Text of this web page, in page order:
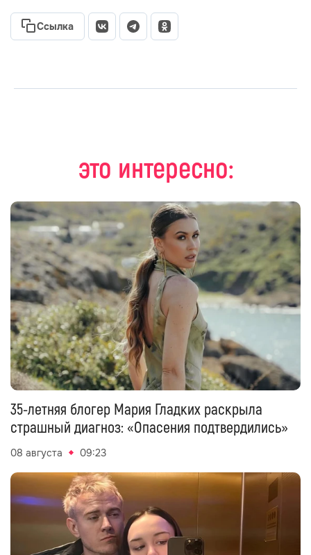
Ссылка
это интересно:
35-летняя блогер Мария Гладких раскрыла
страшный диагноз: «Опасения подтвердились»
08 августа 09:23